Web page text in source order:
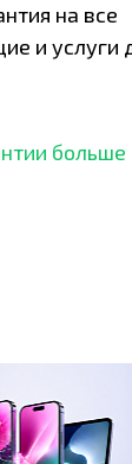
на все
и услуги
больше